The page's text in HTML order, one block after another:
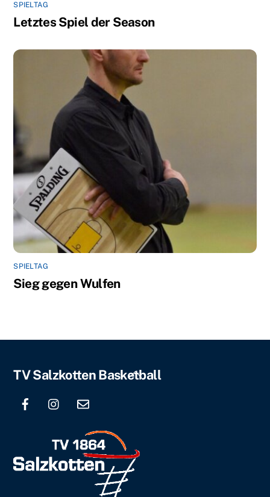
SPIELTAG
Letztes Spiel der Season
SPIELTAG
Sieg gegen Wulfen
Back
TV Salzkotten Basketball